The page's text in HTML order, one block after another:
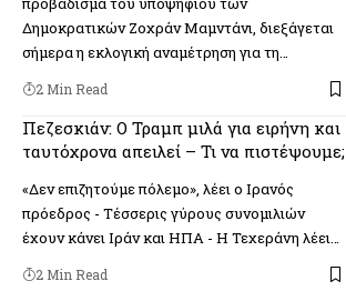
Δημοκρατικών Ζοχράν Μαμντάνι, διεξάγεται
σήμερα η εκλογική αναμέτρηση για τη…
2 Min Read
Πεζεσκιάν: Ο Τραμπ μιλά για ειρήνη και
ταυτόχρονα απειλεί – Τι να πιστέψουμε;
«Δεν επιζητούμε πόλεμο», λέει ο Ιρανός
πρόεδρος - Τέσσερις γύρους συνομιλιών
έχουν κάνει Ιράν και ΗΠΑ - Η Τεχεράνη λέει…
2 Min Read